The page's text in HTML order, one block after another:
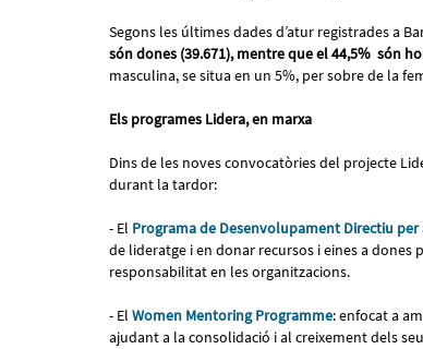
Segons les últimes dades d’atur registrades a
són dones (39.671), mentre que el 44,5% són
masculina, se situa en un 5%, per sobre de la
Els programes Lidera, en marxa
Dins de les noves convocatòries del projecte
durant la tardor:
- El Programa de Desenvolupament Directiu per
de lideratge i en donar recursos i eines a
responsabilitat en les organitzacions.
- El Women Mentoring Programme: enfocat a
ajudant a la consolidació i al creixement dels